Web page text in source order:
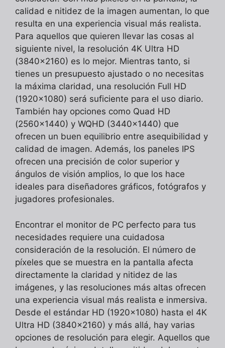
calidad e nitidez de la imagen aumentan, lo que
resulta en una experiencia visual más realista.
Para aquellos que quieren llevar las cosas al
siguiente nivel, la resolución 4K Ultra HD
(3840×2160) es lo mejor. Mientras tanto, si
tienes un presupuesto ajustado o no necesitas
la máxima claridad, una resolución Full HD
(1920×1080) será suficiente para el uso diario.
También hay opciones como Quad HD
(2560×1440) y WQHD (3440×1440) que
ofrecen un buen equilibrio entre asequibilidad y
calidad de imagen. Además, los paneles IPS
ofrecen una precisión de color superior y
ángulos de visión amplios, lo que los hace
ideales para diseñadores gráficos, fotógrafos y
jugadores profesionales.
Encontrar el monitor de PC perfecto para tus
necesidades requiere una cuidadosa
consideración de la resolución. El número de
píxeles que se muestra en la pantalla afecta
directamente la claridad y nitidez de las
imágenes, y las resoluciones más altas ofrecen
una experiencia visual más realista e inmersiva.
Desde el estándar HD (1920×1080) hasta el 4K
Ultra HD (3840×2160) y más allá, hay varias
opciones de resolución para elegir. Aquellos que